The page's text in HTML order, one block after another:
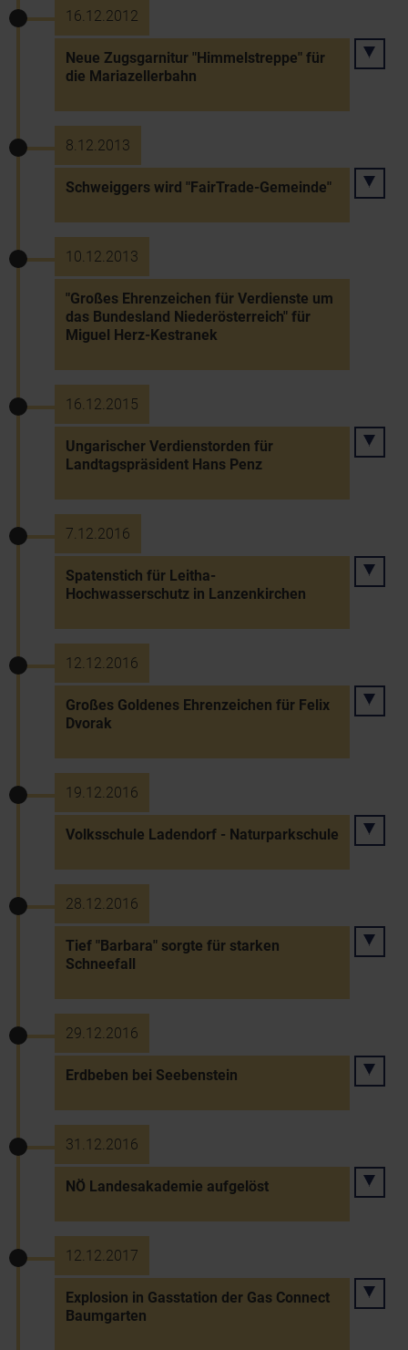
16.12.2012
Neue Zugsgarnitur "Himmelstreppe" für
die Mariazellerbahn
8.12.2013
Schweiggers wird "FairTrade-Gemeinde"
10.12.2013
"Großes Ehrenzeichen für Verdienste um
das Bundesland Niederösterreich" für
Miguel Herz-Kestranek
16.12.2015
Ungarischer Verdienstorden für
Landtagspräsident Hans Penz
7.12.2016
Spatenstich für Leitha-
Hochwasserschutz in Lanzenkirchen
12.12.2016
Großes Goldenes Ehrenzeichen für Felix
Dvorak
19.12.2016
Volksschule Ladendorf - Naturparkschule
28.12.2016
Tief "Barbara" sorgte für starken
Schneefall
29.12.2016
Erdbeben bei Seebenstein
31.12.2016
NÖ Landesakademie aufgelöst
12.12.2017
Explosion in Gasstation der Gas Connect
Baumgarten